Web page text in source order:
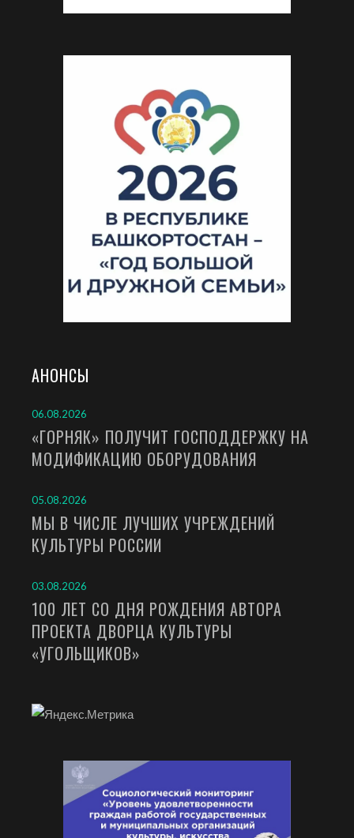
АНОНСЫ
06.08.2026
«ГОРНЯК» ПОЛУЧИТ ГОСПОДДЕРЖКУ НА
МОДИФИКАЦИЮ ОБОРУДОВАНИЯ
05.08.2026
МЫ В ЧИСЛЕ ЛУЧШИХ УЧРЕЖДЕНИЙ
КУЛЬТУРЫ РОССИИ
03.08.2026
100 ЛЕТ СО ДНЯ РОЖДЕНИЯ АВТОРА
ПРОЕКТА ДВОРЦА КУЛЬТУРЫ
«УГОЛЬЩИКОВ»